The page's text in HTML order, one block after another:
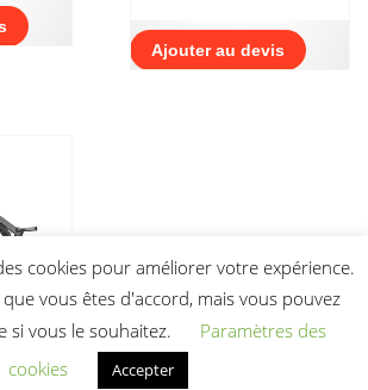
Ajouter au devis
cookies pour améliorer votre expérience.
vous êtes d'accord, mais vous pouvez
si vous le souhaitez.
Paramètres des
cookies
Accepter